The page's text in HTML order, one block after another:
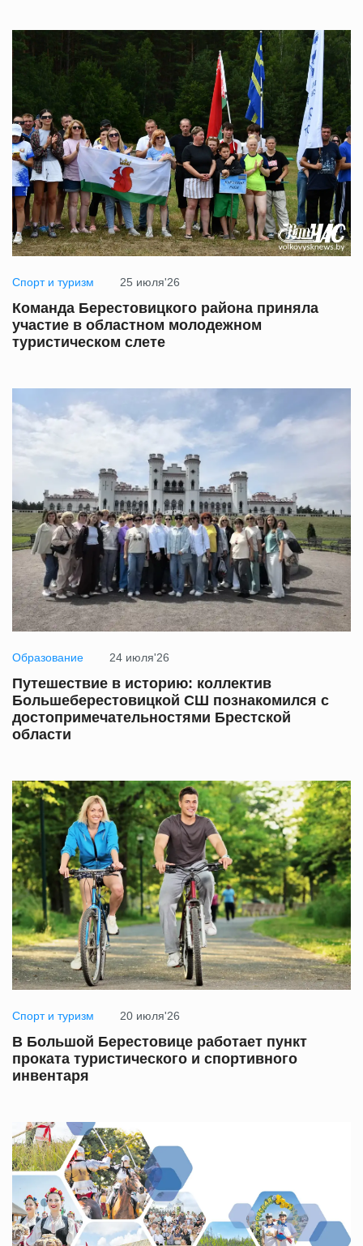
Спорт и туризм 25 июля'26
Команда Берестовицкого района приняла
участие в областном молодежном
туристическом слете
Образование 24 июля'26
Путешествие в историю: коллектив
Большеберестовицкой СШ познакомился с
достопримечательностями Брестской
области
Спорт и туризм 20 июля'26
В Большой Берестовице работает пункт
проката туристического и спортивного
инвентаря